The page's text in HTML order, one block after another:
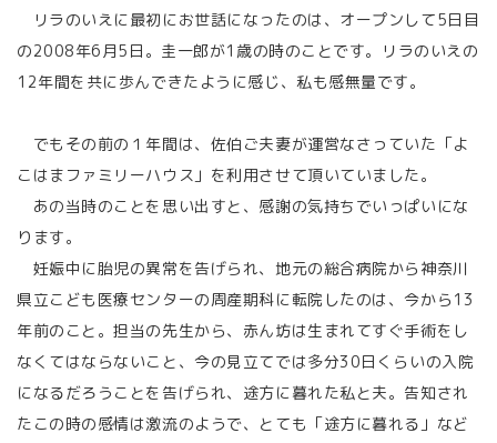
リラのいえに最初にお世話になったのは、オープンして5日目
の2008年6月5日。圭一郎が1歳の時のことです。リラのいえの
12年間を共に歩んできたように感じ、私も感無量です。
でもその前の１年間は、佐伯ご夫妻が運営なさっていた「よ
こはまファミリーハウス」を利用させて頂いていました。
あの当時のことを思い出すと、感謝の気持ちでいっぱいにな
ります。
妊娠中に胎児の異常を告げられ、地元の総合病院から神奈川
県立こども医療センターの周産期科に転院したのは、今から13
年前のこと。担当の先生から、赤ん坊は生まれてすぐ手術をし
なくてはならないこと、今の見立てでは多分30日くらいの入院
になるだろうことを告げられ、途方に暮れた私と夫。告知され
たこの時の感情は激流のようで、とても「途方に暮れる」など